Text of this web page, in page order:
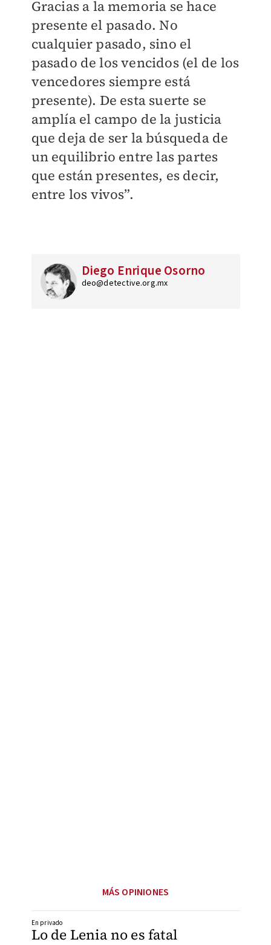
Gracias a la memoria se hace
presente el pasado. No
cualquier pasado, sino el
pasado de los vencidos (el de los
vencedores siempre está
presente). De esta suerte se
amplía el campo de la justicia
que deja de ser la búsqueda de
un equilibrio entre las partes
que están presentes, es decir,
entre los vivos”.
Diego Enrique Osorno
deo@detective.org.mx
MÁS OPINIONES
Lo de Lenia no es fatal
En privado